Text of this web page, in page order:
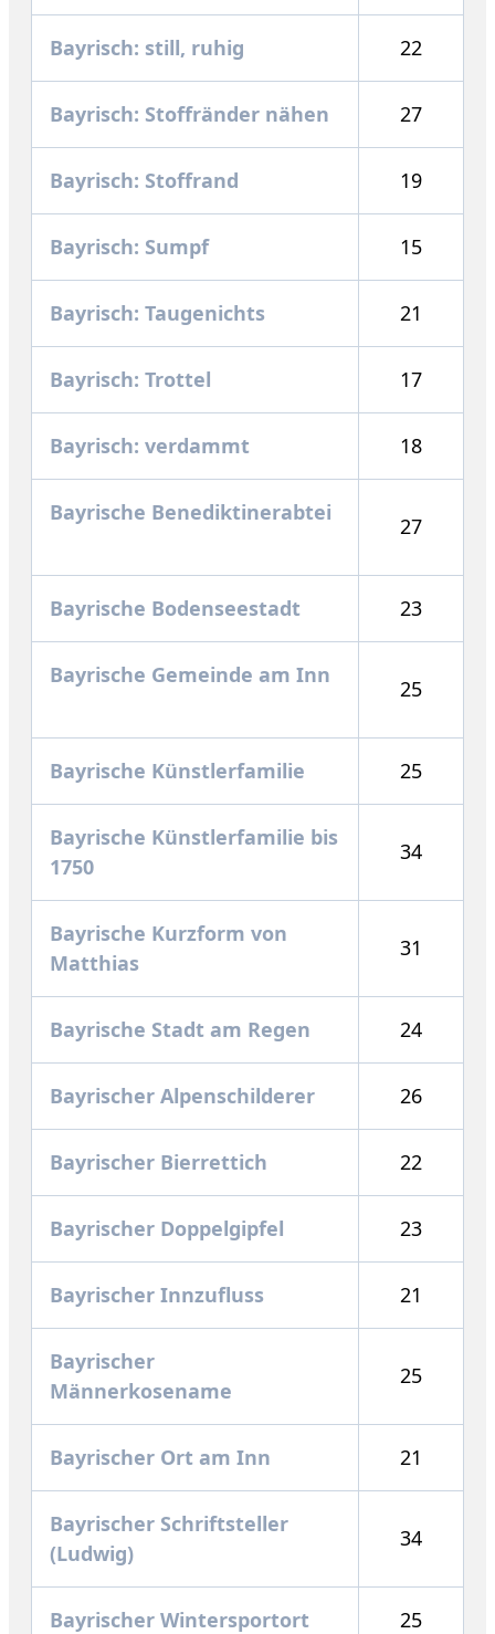
Bayrisch: still, ruhig 22
Bayrisch: Stoffränder nähen 27
Bayrisch: Stoffrand 19
Bayrisch: Sumpf 15
Bayrisch: Taugenichts 21
Bayrisch: Trottel 17
Bayrisch: verdammt 18
Bayrische Benediktinerabtei
27
Bayrische Bodenseestadt 23
Bayrische Gemeinde am Inn
25
Bayrische Künstlerfamilie 25
Bayrische Künstlerfamilie bis
1750
34
Bayrische Kurzform von
Matthias
31
Bayrische Stadt am Regen 24
Bayrischer Alpenschilderer 26
Bayrischer Bierrettich 22
Bayrischer Doppelgipfel 23
Bayrischer Innzufluss 21
Bayrischer
Männerkosename
25
Bayrischer Ort am Inn 21
Bayrischer Schriftsteller
(Ludwig)
34
Bayrischer Wintersportort 25